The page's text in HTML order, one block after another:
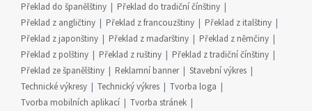
Překlad do španělštiny
Překlad do tradiční čínštiny
Překlad z angličtiny
Překlad z francouzštiny
Překlad z italštiny
Překlad z japonštiny
Překlad z maďarštiny
Překlad z němčiny
Překlad z polštiny
Překlad z ruštiny
Překlad z tradiční čínštiny
Překlad ze španělštiny
Reklamní banner
Stavební výkres
Technické výkresy
Technický výkres
Tvorba loga
Tvorba mobilních aplikací
Tvorba stránek